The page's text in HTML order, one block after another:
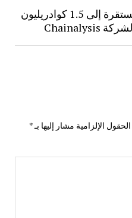
قد تصل تدفقات العملات المستقرة إلى 1.5 كوادريليون
الحقول الإلزامية مشار إليها بـ*